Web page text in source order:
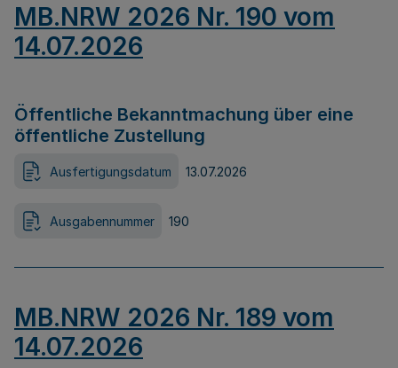
MB.NRW 2026 Nr. 190 vom
14.07.2026
Öffentliche Bekanntmachung über eine
öffentliche Zustellung
Ausfertigungsdatum 13.07.2026
Ausgabennummer 190
MB.NRW 2026 Nr. 189 vom
14.07.2026